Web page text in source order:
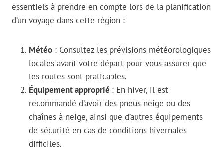
essentiels à prendre en compte lors de la planification
d’un voyage dans cette région :
Météo : Consultez les prévisions météorologiques
locales avant votre départ pour vous assurer que
les routes sont praticables.
Équipement approprié : En hiver, il est
recommandé d’avoir des pneus neige ou des
chaînes à neige, ainsi que d’autres équipements
de sécurité en cas de conditions hivernales
difficiles.